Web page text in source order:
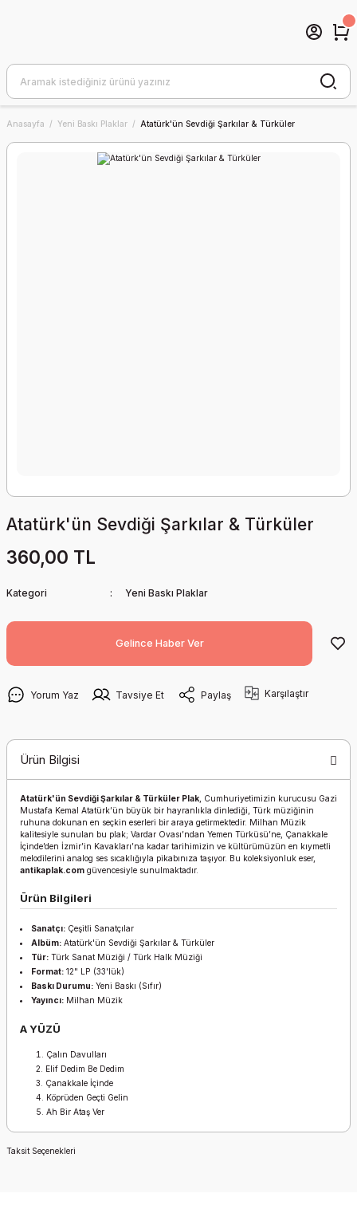
Anasayfa Yeni Baskı Plaklar Atatürk'ün Sevdiği Şarkılar & Türküler
Atatürk'ün Sevdiği Şarkılar & Türküler
360,00 TL
Kategori Yeni Baskı Plaklar
Gelince Haber Ver
Yorum Yaz Tavsiye Et Paylaş Karşılaştır
Ürün Bilgisi
Atatürk'ün Sevdiği Şarkılar & Türküler Plak , Cumhuriyetimizin kurucusu Gazi
Mustafa Kemal Atatürk’ün büyük bir hayranlıkla dinlediği, Türk müziğinin
ruhuna dokunan en seçkin eserleri bir araya getirmektedir. Milhan Müzik
kalitesiyle sunulan bu plak; Vardar Ovası’ndan Yemen Türküsü’ne, Çanakkale
İçinde’den İzmir’in Kavakları’na kadar tarihimizin ve kültürümüzün en kıymetli
melodilerini analog ses sıcaklığıyla pikabınıza taşıyor. Bu koleksiyonluk eser,
antikaplak.com güvencesiyle sunulmaktadır.
Ürün Bilgileri
Sanatçı: Çeşitli Sanatçılar
Albüm: Atatürk'ün Sevdiği Şarkılar & Türküler
Tür: Türk Sanat Müziği / Türk Halk Müziği
Format: 12" LP (33'lük)
Baskı Durumu: Yeni Baskı (Sıfır)
Yayıncı: Milhan Müzik
A YÜZÜ
Çalın Davulları
Elif Dedim Be Dedim
Çanakkale İçinde
Köprüden Geçti Gelin
Ah Bir Ataş Ver
Taksit Seçenekleri